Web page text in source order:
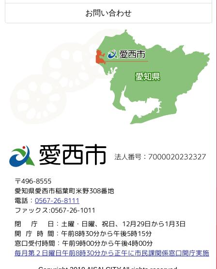
お問い合わせ
〒496-8555
愛知県愛西市稲葉町米野308番地
電話：0567-26-8111
ファックス:0567-26-1011
閉庁 日：土曜・日曜、祝日、12月29日から1月3日
開庁時 間：午前8時30分から午後5時15分
窓口受付時間：午前9時00分から午後4時00分
毎月第２日曜日午前8時30分から正午に市民課関係窓口開庁実施